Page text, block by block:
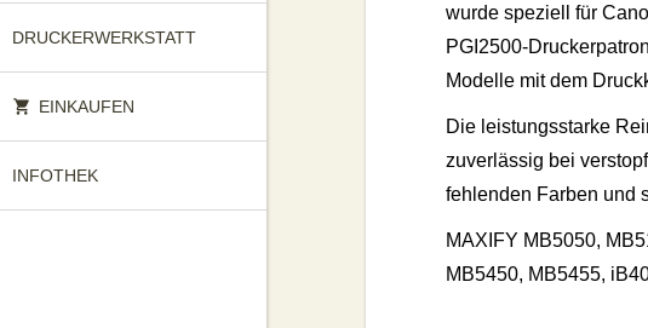
DRUCKERWERKSTATT
EINKAUFEN
INFOTHEK
wurde speziell für
PGI2500-
Modelle mit dem
Die leistungsstarke
zuverlässig bei
fehlenden Farben und
MAXIFY MB5050,
MB5450, MB5455,